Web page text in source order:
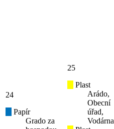
24
Papír
Grado za
25
Plast
Arádo,
Obecní
úřad,
Vodárna